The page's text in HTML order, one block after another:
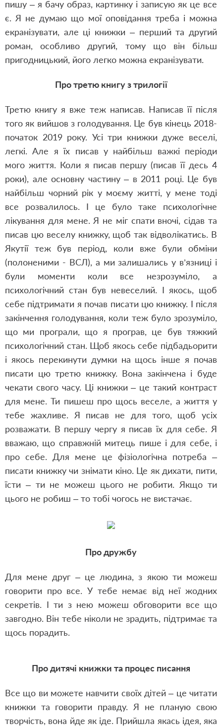
пишу – я бачу образ, картинку і записую як це все
є. Я не думаю що мої оповідання треба і можна
екранізувати, але ці книжки – перший та другий
роман, особливо другий, тому що він більш
пригодницький, його легко можна екранізувати.
Про третю книгу з трилогії
Третю книгу я вже теж написав. Написав її після
того як вийшов з голодування. Це був кінець 2018-
початок 2019 року. Усі три книжки дуже веселі,
легкі. Але я їх писав у найбільш важкі періоди
мого життя. Коли я писав першу (писав її десь 4
роки), але основну частину – в 2011 році. Це був
найбільш чорний рік у моєму житті, у мене тоді
все розвалилось. І це було таке психологічне
лікування для мене. Я не міг спати вночі, сідав та
писав цю веселу книжку, щоб так відволікатись. В
Якутії теж був період, коли вже були обміни
(полоненими - ВСЛ), а ми залишались у в’язниці і
були моменти коли все незрозуміло, а
психологічний стан був невеселий. І якось, щоб
себе підтримати я почав писати цю книжку. І після
закінчення голодування, коли теж було зрозуміло,
що ми програли, що я програв, це був тяжкий
психологічний стан. Щоб якось себе підбадьорити
і якось перекинути думки на щось інше я почав
писати цю третю книжку. Вона закінчена і буде
чекати свого часу. Ці книжки – це такий контраст
для мене. Ти пишеш про щось веселе, а життя у
тебе жахливе. Я писав не для того, щоб усіх
розважати. В першу чергу я писав їх для себе. Я
вважаю, що справжній митець пише і для себе, і
про себе. Для мене це фізіологічна потреба –
писати книжку чи знімати кіно. Це як дихати, пити,
їсти – ти не можеш цього не робити. Якщо ти
цього не робиш – то тобі чогось не вистачає.
Про дружбу
Для мене друг – це людина, з якою ти можеш
говорити про все. У тебе немає від неї жодних
секретів. І ти з нею можеш обговорити все що
завгодно. Він тебе ніколи не зрадить, підтримає та
щось порадить.
Про дитячі книжки та процес писання
Все що ви можете навчити своїх дітей – це читати
книжки та говорити правду. Я не планую свою
творчість, вона йде як іде. Прийшла якась ідея, яка